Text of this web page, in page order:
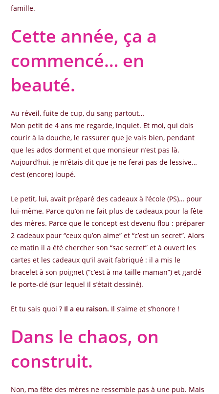
famille.
Cette année, ça a
commencé… en
beauté.
Au réveil, fuite de cup, du sang partout…
Mon petit de 4 ans me regarde, inquiet. Et moi, qui dois
courir à la douche, le rassurer que je vais bien, pendant
que les ados dorment et que monsieur n’est pas là.
Aujourd’hui, je m’étais dit que je ne ferai pas de lessive…
c’est (encore) loupé.
Le petit, lui, avait préparé des cadeaux à l’école (PS)… pour
lui-même. Parce qu’on ne fait plus de cadeaux pour la fête
des mères. Parce que le concept est devenu flou : préparer
2 cadeaux pour “ceux qu’on aime” et “c’est un secret”. Alors
ce matin il a été chercher son “sac secret” et à ouvert les
cartes et les cadeaux qu’il avait fabriqué : il a mis le
bracelet à son poignet (“c’est à ma taille maman”) et gardé
le porte-clé (sur lequel il s’était dessiné).
Et tu sais quoi ? Il a eu raison. Il s’aime et s’honore !
Dans le chaos, on
construit.
Non, ma fête des mères ne ressemble pas à une pub. Mais